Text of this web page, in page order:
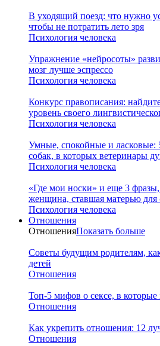
В уходящий поезд: что нужно
чтобы не потратить лето зря
Психология человека
Упражнение «нейросоты»
мозг лучше эспрессо
Психология человека
Конкурс правописания:
уровень своего
Психология человека
Умные, спокойные и ласковые:
собак, в которых ветеринары
Психология человека
«Где мои носки» и еще 3
женщина, ставшая матерью для
Психология человека
Отношения
ОтношенияПоказать больше
Советы будущим родителям,
детей
Отношения
Топ-5 мифов о сексе, в которые
Отношения
Как укрепить отношения: 12
Отношения